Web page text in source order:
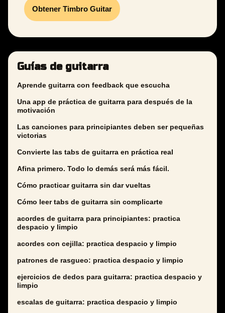
Obtener Timbro Guitar
Guías de guitarra
Aprende guitarra con feedback que escucha
Una app de práctica de guitarra para después de la
motivación
Las canciones para principiantes deben ser pequeñas
victorias
Convierte las tabs de guitarra en práctica real
Afina primero. Todo lo demás será más fácil.
Cómo practicar guitarra sin dar vueltas
Cómo leer tabs de guitarra sin complicarte
acordes de guitarra para principiantes: practica
despacio y limpio
acordes con cejilla: practica despacio y limpio
patrones de rasgueo: practica despacio y limpio
ejercicios de dedos para guitarra: practica despacio y
limpio
escalas de guitarra: practica despacio y limpio